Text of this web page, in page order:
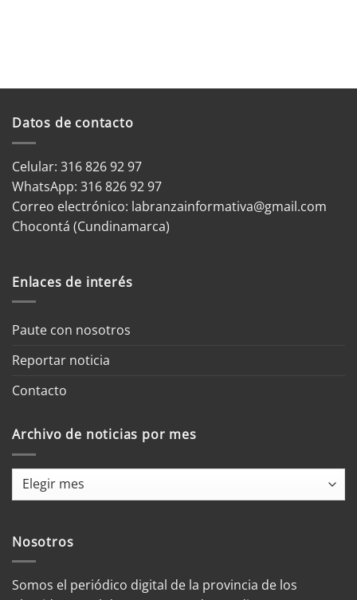
Datos de contacto
Celular: 316 826 92 97
WhatsApp: 316 826 92 97
Correo electrónico: labranzainformativa@gmail.com
Chocontá (Cundinamarca)
Enlaces de interés
Paute con nosotros
Reportar noticia
Contacto
Archivo de noticias por mes
Archivo
mes
Nosotros
Somos el periódico digital de la provincia de los